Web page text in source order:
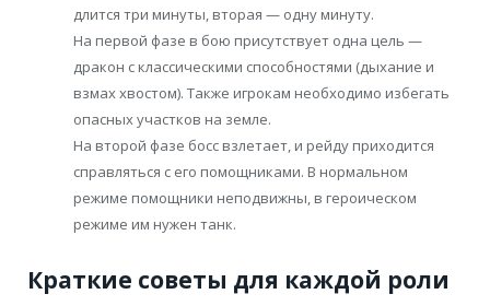
длится три минуты, вторая — одну минуту.
На первой фазе в бою присутствует одна цель —
дракон с классическими способностями (дыхание и
взмах хвостом). Также игрокам необходимо избегать
опасных участков на земле.
На второй фазе босс взлетает, и рейду приходится
справляться с его помощниками. В нормальном
режиме помощники неподвижны, в героическом
режиме им нужен танк.
Краткие советы для каждой роли